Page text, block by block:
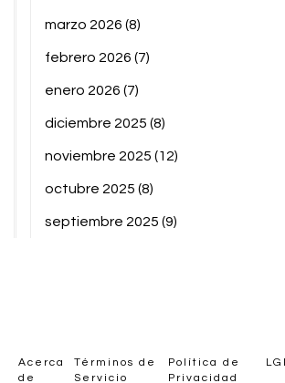
marzo 2026 (8)
febrero 2026 (7)
enero 2026 (7)
diciembre 2025 (8)
noviembre 2025 (12)
octubre 2025 (8)
septiembre 2025 (9)
Acerca
de
Términos de
Servicio
Política de
Privacidad